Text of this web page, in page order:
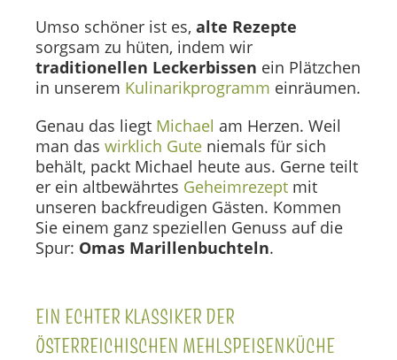
Umso schöner ist es, alte Rezepte
sorgsam zu hüten, indem wir
traditionellen Leckerbissen ein Plätzchen
in unserem Kulinarikprogramm einräumen.
Genau das liegt Michael am Herzen. Weil
man das wirklich Gute niemals für sich
behält, packt Michael heute aus. Gerne teilt
er ein altbewährtes Geheimrezept mit
unseren backfreudigen Gästen. Kommen
Sie einem ganz speziellen Genuss auf die
Spur: Omas Marillenbuchteln.
EIN ECHTER KLASSIKER DER
ÖSTERREICHISCHEN MEHLSPEISENKÜCHE